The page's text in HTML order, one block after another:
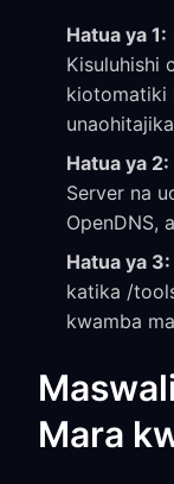
Hatua ya 1:
Kisuluhishi
kiotomatiki
unaohitajika
Hatua ya 2:
Server na
OpenDNS,
Hatua ya 3:
katika /
kwamba
Mara